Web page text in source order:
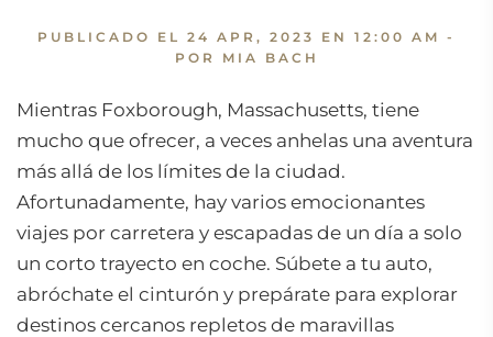
PUBLICADO EL 24 APR, 2023 EN 12:00 AM -
POR MIA BACH
Mientras Foxborough, Massachusetts, tiene
mucho que ofrecer, a veces anhelas una aventura
más allá de los límites de la ciudad.
Afortunadamente, hay varios emocionantes
viajes por carretera y escapadas de un día a solo
un corto trayecto en coche. Súbete a tu auto,
abróchate el cinturón y prepárate para explorar
destinos cercanos repletos de maravillas